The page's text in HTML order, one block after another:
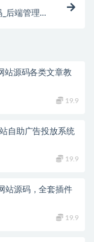
后端管理
站源码各类文章教
19.9
自助广告投放系统
19.9
站源码，全套插件
19.9